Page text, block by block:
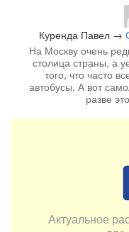
Куренда Павел→
На Москву очень
столица страны, а
того, что часто
автобусы. А вот
разве
Актуальное